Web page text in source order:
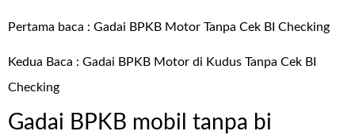
Pertama baca : Gadai BPKB Motor Tanpa Cek BI Checking
Kedua Baca : Gadai BPKB Motor di Kudus Tanpa Cek BI
Checking
Gadai BPKB mobil tanpa bi